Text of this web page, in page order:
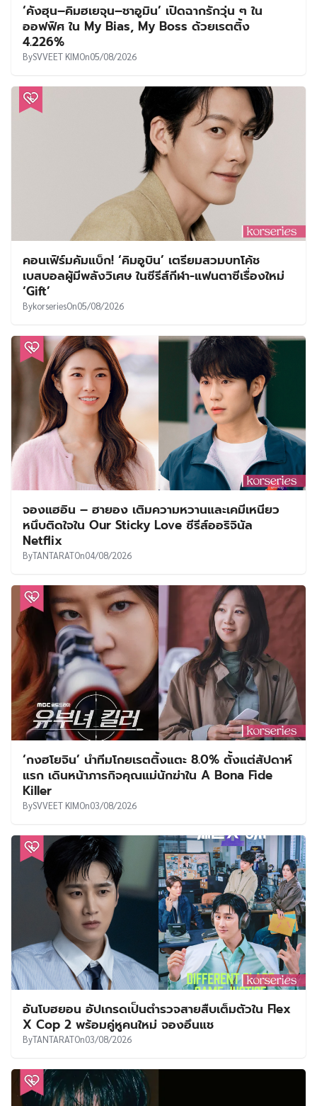
‘คังฮุน–คิมฮเยจุน–ชาอูมิน’ เปิดฉากรักวุ่น ๆ ใน
ออฟฟิศ ใน My Bias, My Boss ด้วยเรตติ้ง
4.226%
BySVVEET KIMOn05/08/2026
คอนเฟิร์มคัมแบ็ก! ‘คิมอูบิน’ เตรียมสวมบทโค้ช
เบสบอลผู้มีพลังวิเศษ ในซีรีส์กีฬา-แฟนตาซีเรื่องใหม่
‘Gift’
BykorseriesOn05/08/2026
จองแฮอิน – ฮายอง เติมความหวานและเคมีเหนียว
หนึบติดใจใน Our Sticky Love ซีรีส์ออริจินัล
Netflix
ByTANTARATOn04/08/2026
‘กงฮโยจิน’ นำทีมโกยเรตติ้งแตะ 8.0% ตั้งแต่สัปดาห์
แรก เดินหน้าภารกิจคุณแม่นักฆ่าใน A Bona Fide
Killer
BySVVEET KIMOn03/08/2026
อันโบฮยอน อัปเกรดเป็นตำรวจสายสืบเต็มตัวใน Flex
X Cop 2 พร้อมคู่หูคนใหม่ จองอึนแช
ByTANTARATOn03/08/2026